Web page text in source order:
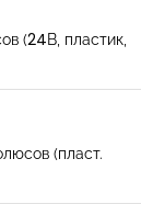
(24В, пластик,
(пласт.